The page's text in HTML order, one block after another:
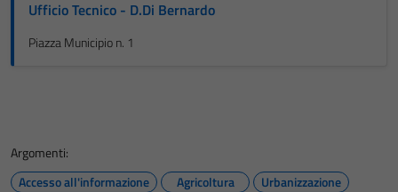
Ufficio Tecnico - D.Di Bernardo
Piazza Municipio n. 1
Argomenti:
Accesso all'informazione
Agricoltura Urbanizzazione